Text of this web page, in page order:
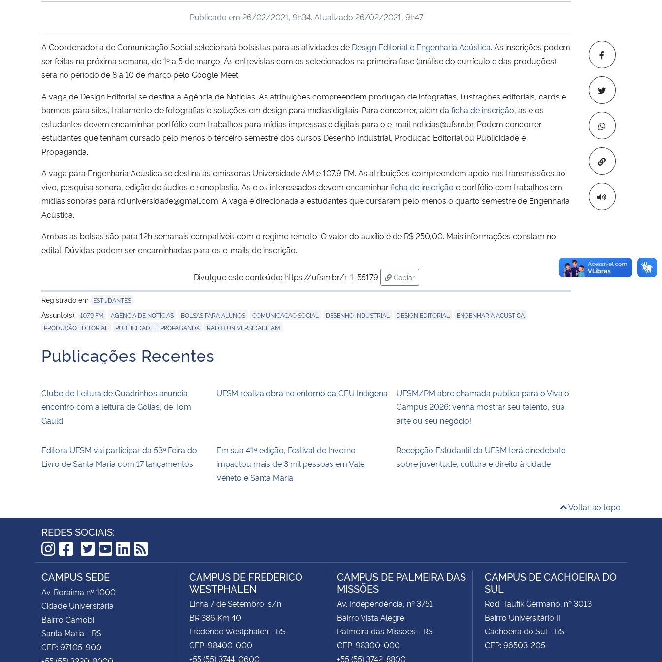
Copiar para
Publicado em 26/02/2021, 9h34. Atualizado 26/02/2021, 9h47
A Coordenadoria de Comunicação Social selecionará bolsistas para as atividades de Design Editorial e Engenharia Acústica. As inscrições podem
ser feitas na próxima semana, de 1º a 5 de março. As entrevistas com os selecionados na primeira fase (análise do currículo e das produções)
será no período de 8 a 10 de março pelo Google Meet.
A vaga de Design Editorial se destina à Agência de Notícias. As atribuições compreendem produção de infografias, ilustrações editoriais, cards e
banners para sites, tratamento de fotografias e soluções em design para mídias digitais. Para concorrer, além da ficha de inscrição, as e os
estudantes devem encaminhar portfólio com trabalhos para mídias impressas e digitais para o e-mail noticias@ufsm.br. Podem concorrer
estudantes que tenham cursado pelo menos o terceiro semestre dos cursos Desenho Industrial, Produção Editorial ou Publicidade e
Propaganda.
A vaga para Engenharia Acústica se destina às emissoras Universidade AM e 107.9 FM. As atribuições compreendem apoio nas transmissões ao
vivo, pesquisa sonora, edição de áudios e sonoplastia. As e os interessados devem encaminharficha de inscrição e portfólio com trabalhos em
mídias sonoras para rd.universidade@gmail.com. A vaga é direcionada a estudantes que cursaram pelo menos o quarto semestre de Engenharia
Acústica.
Ambas as bolsas são para 12h semanais compatíveis com o regime remoto. O valor do auxílio é de R$ 250,00. Mais informações constam no
edital. Dúvidas podem ser encaminhadas para os e-mails de inscrição.
Divulgue este conteúdo: https://ufsm.br/r-1-55179
Copiar
para área de transferência
Registrado em
ESTUDANTES
Assunto(s): 107.9 FM AGÊNCIA DE NOTÍCIAS BOLSAS PARA ALUNOS COMUNICAÇÃO SOCIAL DESENHO INDUSTRIAL DESIGN EDITORIAL ENGENHARIA ACÚSTICA
PRODUÇÃO EDITORIAL PUBLICIDADE E PROPAGANDA RÁDIO UNIVERSIDADE AM
Publicações Recentes
Clube de Leitura de Quadrinhos anuncia
encontro com a leitura de Golias, de Tom
Gauld
UFSM realiza obra no entorno da CEU Indígena
UFSM/PM abre chamada pública para o Viva o
Campus 2026: venha mostrar seu talento, sua
arte ou seu negócio!
Editora UFSM vai participar da 53ª Feira do
Livro de Santa Maria com 17 lançamentos
Em sua 41ª edição, Festival de Inverno
impactou mais de 3 mil pessoas em Vale
Vêneto e Santa Maria
Recepção Estudantil da UFSM terá cinedebate
sobre juventude, cultura e direito à cidade
Voltar ao topo
REDES SOCIAIS:
Instagram
Facebook
TikTok
Twitter
YouTube
LinkedIn
RSS
CAMPUS SEDE
Av. Roraima nº 1000
Cidade Universitária
Bairro Camobi
Santa Maria - RS
CEP: 97105-900
CAMPUS DE FREDERICO
WESTPHALEN
Linha 7 de Setembro, s/n
BR 386 Km 40
Frederico Westphalen - RS
CEP: 98400-000
+55 (55) 3744-0600
CAMPUS DE PALMEIRA DAS
MISSÕES
Av. Independência, nº 3751
Bairro Vista Alegre
Palmeira das Missões - RS
CEP: 98300-000
+55 (55) 3742-8800
CAMPUS DE CACHOEIRA DO
SUL
Rod. Taufik Germano, nº 3013
Bairro Universitário II
Cachoeira do Sul - RS
CEP: 96503-205